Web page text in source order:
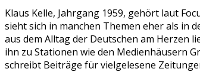
Klaus Kelle, Jahrgang 1959, gehört laut
sieht sich in manchen Themen eher als in
aus dem Alltag der Deutschen am Herzen
ihn zu Stationen wie den Medienhäusern
schreibt Beiträge für vielgelesene